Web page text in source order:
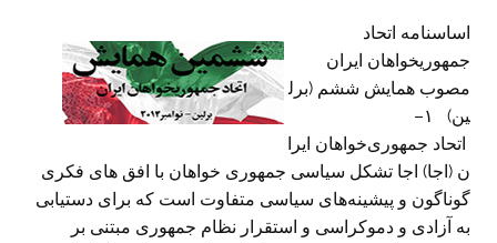
اساسنامه اتحاد
جمهوریخواهان ایران
مصوب همایش ششم (برل
ین) ۱–
اتحاد جمهوری‌خواهان ایرا
ن (اجا) اجا تشکل سیاسی جمهوری خواهان با افق های فکری
گوناگون و پیشینه‌های سیاسی متفاوت است که برای دستیابی
به آزادی و دموکراسی و استقرار نظام جمهوری مبتنی بر